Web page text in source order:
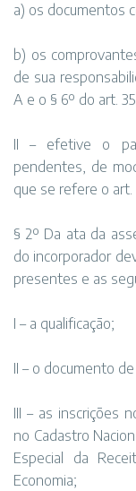
a) os documentos
b) os
de sua
A e o § 6º do art.
II – efetive o
pendentes, de
que se refere o art.
§ 2º Da ata da
do incorporador
presentes e as
I – a qualificação;
II – o documento
III – as inscrições
no Cadastro
Especial da
Economia;